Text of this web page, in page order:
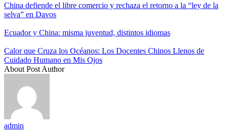
China defiende el libre comercio y rechaza el retorno a la “ley de la
selva” en Davos
Ecuador y China: misma juventud, distintos idiomas
Calor que Cruza los Océanos: Los Docentes Chinos Llenos de
Cuidado Humano en Mis Ojos
About Post Author
admin